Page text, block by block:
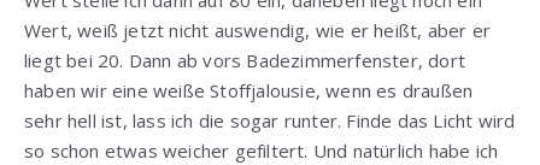
Wert, weiß jetzt nicht auswendig, wie er heißt, aber er
liegt bei 20. Dann ab vors Badezimmerfenster, dort
haben wir eine weiße Stoffjalousie, wenn es draußen
sehr hell ist, lass ich die sogar runter. Finde das Licht wird
so schon etwas weicher gefiltert. Und natürlich habe ich